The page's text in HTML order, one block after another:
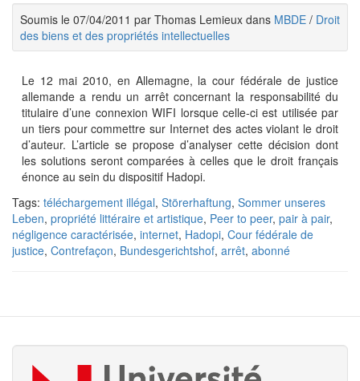
Soumis le 07/04/2011 par Thomas Lemieux dans MBDE / Droit
des biens et des propriétés intellectuelles
Le 12 mai 2010, en Allemagne, la cour fédérale de justice
allemande a rendu un arrêt concernant la responsabilité du
titulaire d’une connexion WIFI lorsque celle-ci est utilisée par
un tiers pour commettre sur Internet des actes violant le droit
d’auteur. L’article se propose d’analyser cette décision dont
les solutions seront comparées à celles que le droit français
énonce au sein du dispositif Hadopi.
Tags: téléchargement illégal, Störerhaftung, Sommer unseres
Leben, propriété littéraire et artistique, Peer to peer, pair à pair,
négligence caractérisée, internet, Hadopi, Cour fédérale de
justice, Contrefaçon, Bundesgerichtshof, arrêt, abonné